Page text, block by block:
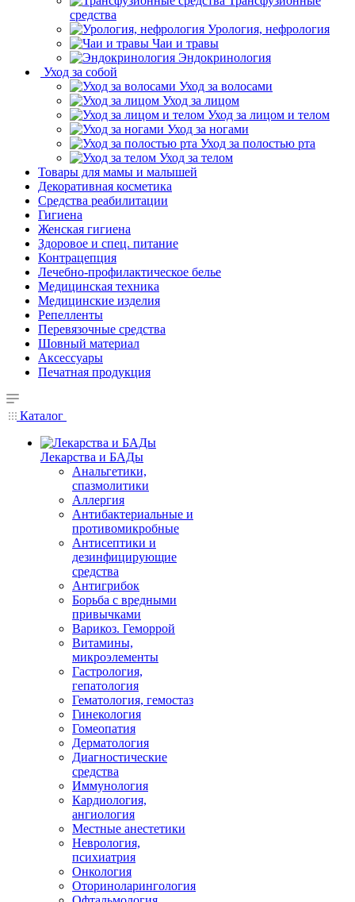
средства
Урология, нефрология
Чаи и травы
Эндокринология
Уход за собой
Уход за волосами
Уход за лицом
Уход за лицом и телом
Уход за ногами
Уход за полостью рта
Уход за телом
Товары для мамы и малышей
Декоративная косметика
Средства реабилитации
Гигиена
Женская гигиена
Здоровое и спец. питание
Контрацепция
Лечебно-профилактическое белье
Медицинская техника
Медицинские изделия
Репелленты
Перевязочные средства
Шовный материал
Аксессуары
Печатная продукция
Каталог
Лекарства и БАДы
Анальгетики,
спазмолитики
Аллергия
Антибактериальные и
противомикробные
Антисептики и
дезинфицирующие
средства
Антигрибок
Борьба с вредными
привычками
Варикоз. Геморрой
Витамины,
микроэлементы
Гастрология,
гепатология
Гематология, гемостаз
Гинекология
Гомеопатия
Дерматология
Диагностические
средства
Иммунология
Кардиология,
ангиология
Местные анестетики
Неврология,
психиатрия
Онкология
Оториноларингология